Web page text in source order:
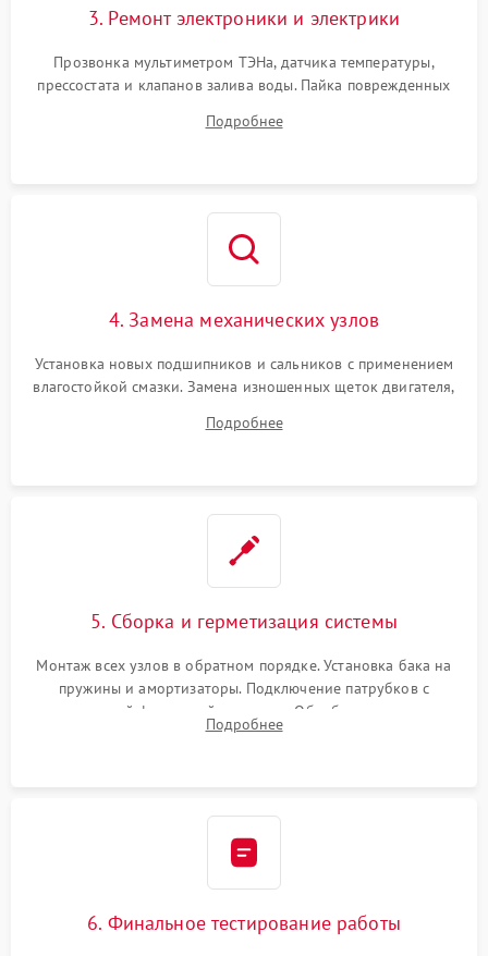
3. Ремонт электроники и электрики
Прозвонка мультиметром ТЭНа, датчика температуры,
прессостата и клапанов залива воды. Пайка поврежденных
Восстановление целостности проводки и контактов.
Подробнее
4. Замена механических узлов
Установка новых подшипников и сальников с применением
влагостойкой смазки. Замена изношенных щеток двигателя,
или поврежденной резиновой манжеты.
Подробнее
5. Сборка и герметизация системы
Монтаж всех узлов в обратном порядке. Установка бака на
пружины и амортизаторы. Подключение патрубков с
надежной фиксацией хомутами. Обработка стыков
герметиком для предотвращения возможных протечек воды.
Подробнее
6. Финальное тестирование работы